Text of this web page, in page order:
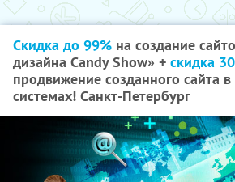
Скидка до 99% на создание
дизайна Candy Show» + скидка
продвижение созданного сайта
системах! Санкт-Петербург